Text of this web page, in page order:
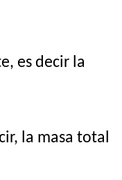
es decir la
la masa total